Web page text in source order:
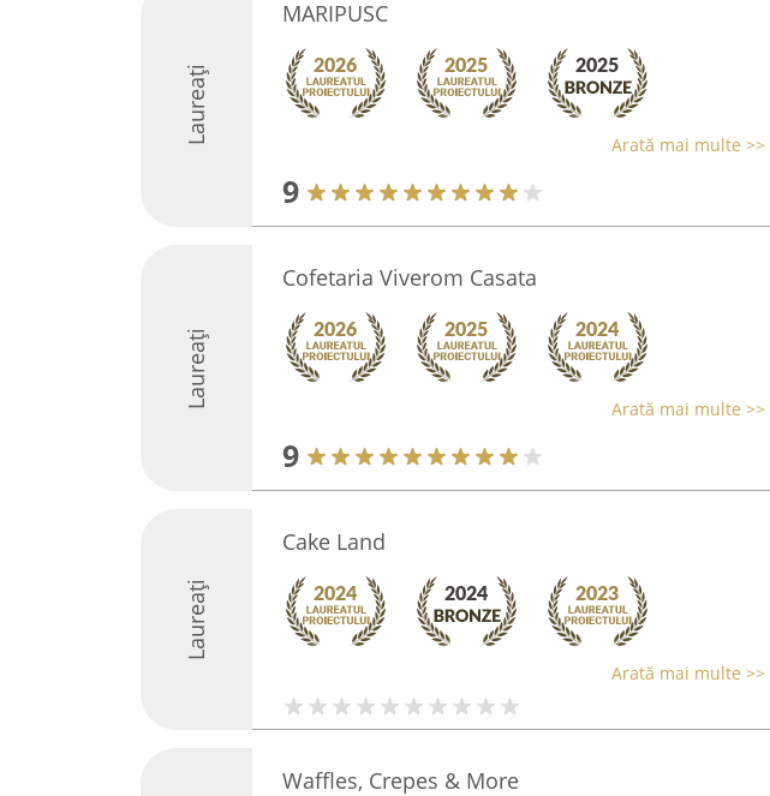
Laureați
MARIPUSC
Arată mai multe >>
9
Laureați
Cofetaria Viverom Casata
Arată mai multe >>
9
Laureați
Cake Land
Arată mai multe >>
Waffles, Crepes & More